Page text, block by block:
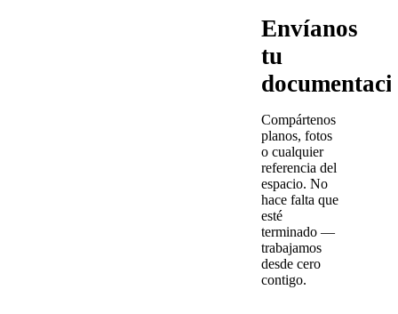
Envíanos
tu
Compártenos
planos, fotos
o cualquier
referencia del
espacio. No
hace falta que
esté
terminado —
trabajamos
desde cero
contigo.